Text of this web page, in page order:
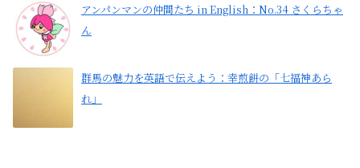
アンパンマンの仲間たち in English：No.34 さくらちゃ
ん
群馬の魅力を英語で伝えよう：幸煎餅の「七福神あら
れ」